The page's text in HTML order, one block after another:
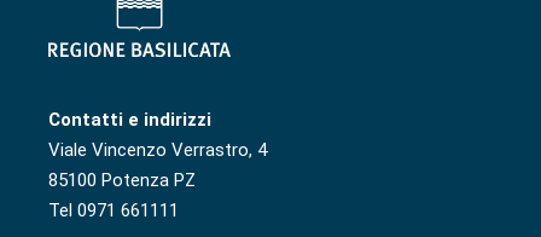
Contatti e indirizzi
Viale Vincenzo Verrastro, 4
85100 Potenza PZ
Tel 0971 661111